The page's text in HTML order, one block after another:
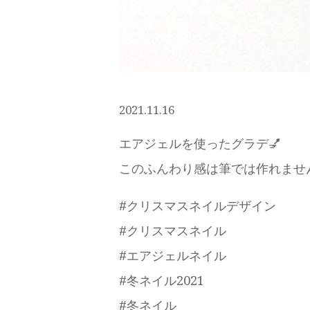
2021.11.16
エアジェルを使ったグラデ💅
このふんわり感は筆では作れま
#クリスマスネイルデザイン
#クリスマスネイル
#エアジェルネイル
#冬ネイル2021
#冬ネイル